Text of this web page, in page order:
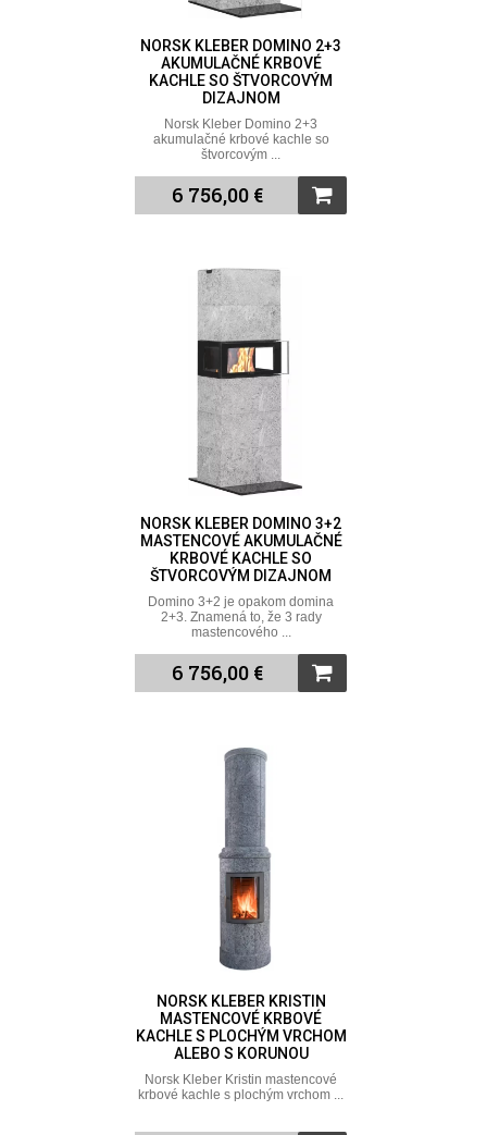
NORSK KLEBER DOMINO 2+3
AKUMULAČNÉ KRBOVÉ
KACHLE SO ŠTVORCOVÝM
DIZAJNOM
Norsk Kleber Domino 2+3
akumulačné krbové kachle so
štvorcovým ...
6 756,00 €
NORSK KLEBER DOMINO 3+2
MASTENCOVÉ AKUMULAČNÉ
KRBOVÉ KACHLE SO
ŠTVORCOVÝM DIZAJNOM
Domino 3+2 je opakom domina
2+3. Znamená to, že 3 rady
mastencového ...
6 756,00 €
NORSK KLEBER KRISTIN
MASTENCOVÉ KRBOVÉ
KACHLE S PLOCHÝM VRCHOM
ALEBO S KORUNOU
Norsk Kleber Kristin mastencové
krbové kachle s plochým vrchom ...